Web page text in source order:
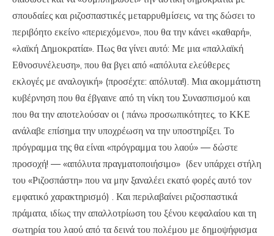
σπουδαίες και ριζοσπαστικές μεταρρυθμίσεις, να της δώσει το
περιβόητο εκείνο «περιεχόμενο», που θα την κάνει «καθαρή»,
«λαϊκή Δημοκρατία». Πως θα γίνει αυτό: Με μια «παλλαϊκή
Εθνοσυνέλευση», που θα βγει από «απόλυτα ελεύθερες
εκλογές με αναλογική» (προσέχτε: απόλυτα!). Μια ακομμάτιστη
κυβέρνηση που θα έβγαινε από τη νίκη του Συνασπισμού και
που θα την αποτελούσαν οι ( πάνω προσωπικότητες, το ΚΚΕ
ανάλαβε επίσημα την υποχρέωση να την υποστηρίξει. Το
πρόγραμμα της θα είναι «πρόγραμμα του λαού» — δώστε
προσοχή! — «απόλυτα πραγματοποιήσιμο» (δεν υπάρχει στήλη
του «Ριζοσπάστη» που να μην ξαναλέει εκατό φορές αυτό τον
εμφατικό χαρακτηρισμό) . Και περιλαβαίνει ριζοσπαστικά
πράματα, ιδίως την απαλλοτρίωση του ξένου κεφαλαίου και τη
σωτηρία του λαού από τα δεινά του πολέμου με δημοψήφισμα